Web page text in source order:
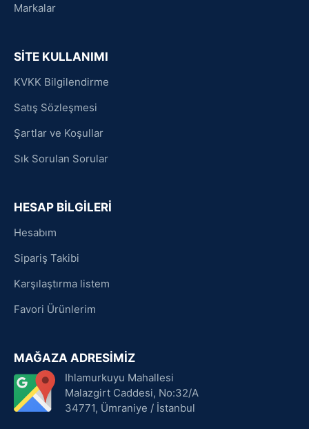
Markalar
SİTE KULLANIMI
KVKK Bilgilendirme
Satış Sözleşmesi
Şartlar ve Koşullar
Sık Sorulan Sorular
HESAP BİLGİLERİ
Hesabım
Sipariş Takibi
Karşılaştırma listem
Favori Ürünlerim
MAĞAZA ADRESİMİZ
Ihlamurkuyu Mahallesi
Malazgirt Caddesi, No:32/A
34771, Ümraniye / İstanbul